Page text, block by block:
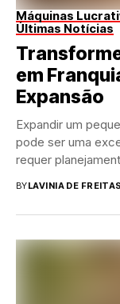
Máquinas
Últimas Notícias
em
Expansão
Expandir um
pode ser uma
requer
BYLAVINIA DE FREITAS